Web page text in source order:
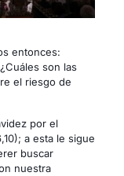
entonces:
son las
el riesgo de
por el
a esta le sigue
buscar
nuestra